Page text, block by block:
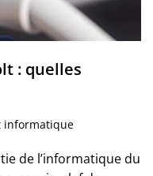
: quelles
informatique
de l’informatique du